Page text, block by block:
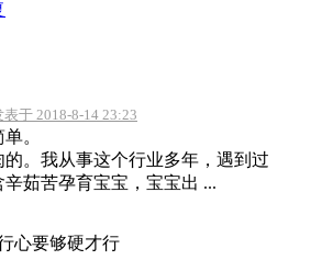
于 2018-8-14 23:23
。
的。我从事这个行业多年，遇到过
茹苦孕育宝宝，宝宝出 ...
心要够硬才行